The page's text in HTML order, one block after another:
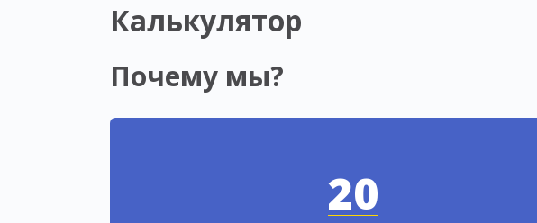
Калькулятор
Почему мы?
20